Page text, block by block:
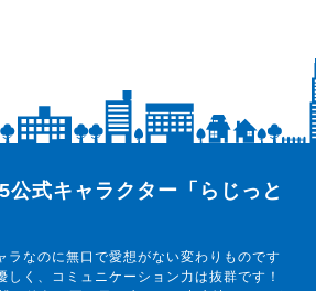
公式キャラクター「らじっと
ラなのに無口で愛想がない変わりものです
しく、コミュニケーション力は抜群です！